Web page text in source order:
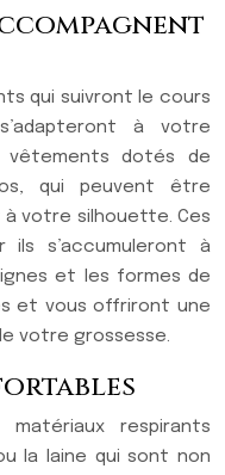
qui suivront le cours
à votre
vêtements dotés de
qui peuvent être
à votre silhouette. Ces
s’accumuleront à
et les formes de
et vous offriront une
votre grossesse.
respirants
la laine qui sont non